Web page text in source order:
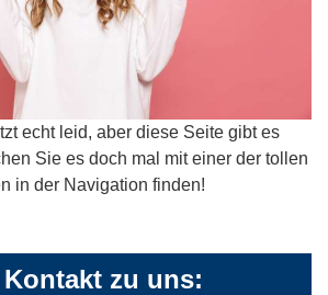
echt leid, aber diese Seite gibt es
Sie es doch mal mit einer der tollen
in der Navigation finden!
zu uns: